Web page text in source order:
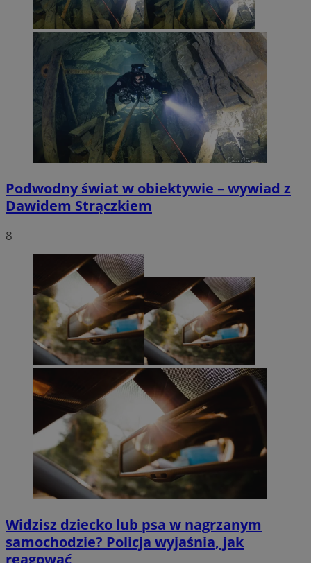
Podwodny świat w obiektywie – wywiad z
Dawidem Strączkiem
8
Widzisz dziecko lub psa w nagrzanym
samochodzie? Policja wyjaśnia, jak